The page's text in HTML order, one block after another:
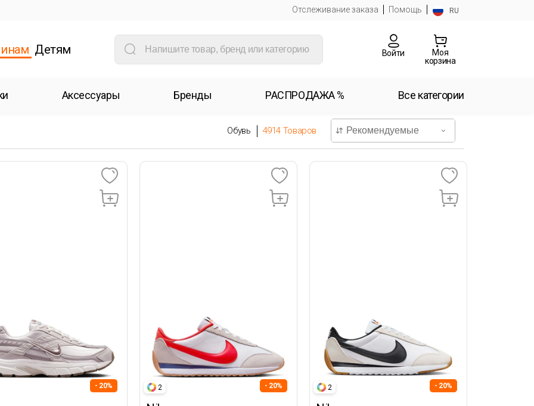
Отслеживание заказа Помощь RU
Детям Войти
Моя
корзина
Аксессуары Бренды РАСПРОДАЖА % Все категории
Обувь 4914 Товаров
- 20% 2 - 20% 2 - 20%